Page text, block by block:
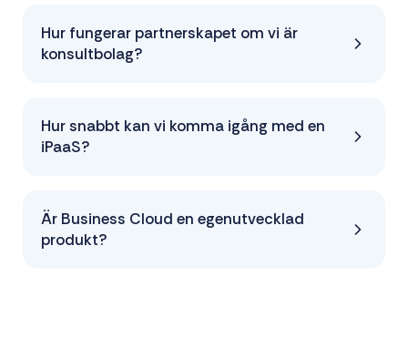
Hur fungerar partnerskapet om vi är
konsultbolag?
Hur snabbt kan vi komma igång med en
iPaaS?
Är Business Cloud en egenutvecklad
produkt?